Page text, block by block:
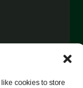
cookies to store